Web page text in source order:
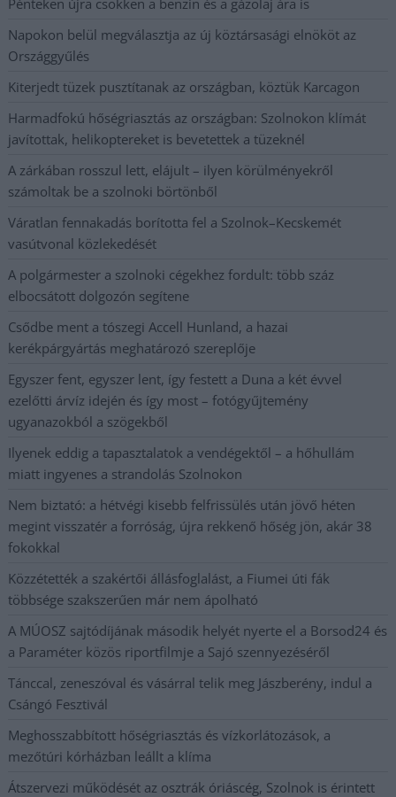
Napokon belül megválasztja az új köztársasági elnököt az
Országgyűlés
Kiterjedt tüzek pusztítanak az országban, köztük Karcagon
Harmadfokú hőségriasztás az országban: Szolnokon klímát
javítottak, helikoptereket is bevetettek a tüzeknél
A zárkában rosszul lett, elájult – ilyen körülményekről
számoltak be a szolnoki börtönből
Váratlan fennakadás borította fel a Szolnok–Kecskemét
vasútvonal közlekedését
A polgármester a szolnoki cégekhez fordult: több száz
elbocsátott dolgozón segítene
Csődbe ment a tószegi Accell Hunland, a hazai
kerékpárgyártás meghatározó szereplője
Egyszer fent, egyszer lent, így festett a Duna a két évvel
ezelőtti árvíz idején és így most – fotógyűjtemény
ugyanazokból a szögekből
Ilyenek eddig a tapasztalatok a vendégektől – a hőhullám
miatt ingyenes a strandolás Szolnokon
Nem biztató: a hétvégi kisebb felfrissülés után jövő héten
megint visszatér a forróság, újra rekkenő hőség jön, akár 38
fokokkal
Közzétették a szakértői állásfoglalást, a Fiumei úti fák
többsége szakszerűen már nem ápolható
A MÚOSZ sajtódíjának második helyét nyerte el a Borsod24 és
a Paraméter közös riportfilmje a Sajó szennyezéséről
Tánccal, zeneszóval és vásárral telik meg Jászberény, indul a
Csángó Fesztivál
Meghosszabbított hőségriasztás és vízkorlátozások, a
mezőtúri kórházban leállt a klíma
Átszervezi működését az osztrák óriáscég, Szolnok is érintett